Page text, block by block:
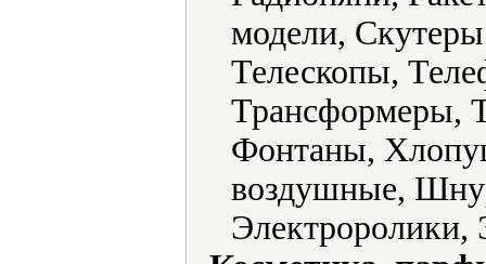
модели,
Телескопы,
Трансформеры,
Фонтаны,
воздушные,
Электроролики,